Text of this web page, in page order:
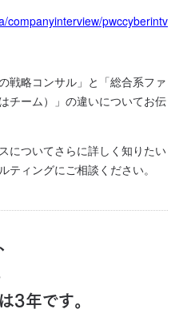
companyinterview/pwccyberintv
戦略コンサル」と「総合系ファ
チーム）」の違いについてお伝
についてさらに詳しく知りたい
ィングにご相談ください。
3年です。